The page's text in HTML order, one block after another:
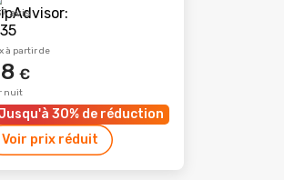
avis
à partir de
€
nuit
30% de réduction
Voir prix réduit